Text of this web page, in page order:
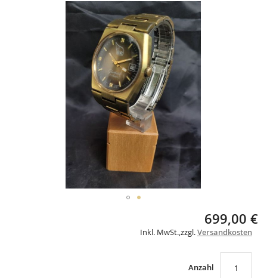
699,00 €
Inkl. MwSt.,zzgl.Versandkosten
Anzahl